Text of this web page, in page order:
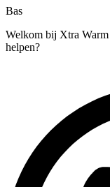
Bas
Welkom bij Xtra
helpen?